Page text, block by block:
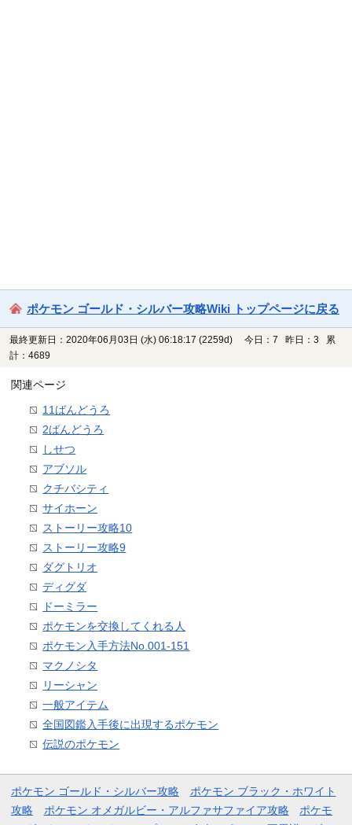
ポケモン ゴールド・シルバー攻略Wiki トップページに戻る
最終更新日：2020年06月03日 (水) 06:18:17 (2259d)
今日：7 昨日：3 累
計：4689
関連ページ
11ばんどうろ
2ばんどうろ
しせつ
アブソル
クチバシティ
サイホーン
ストーリー攻略10
ストーリー攻略9
ダグトリオ
ディグダ
ドーミラー
ポケモンを交換してくれる人
ポケモン入手方法No.001-151
マクノシタ
リーシャン
一般アイテム
全国図鑑入手後に出現するポケモン
伝説のポケモン
ポケモン ゴールド・シルバー攻略
ポケモン ブラック・ホワイト
攻略
ポケモン オメガルビー・アルファサファイア攻略
ポケモ